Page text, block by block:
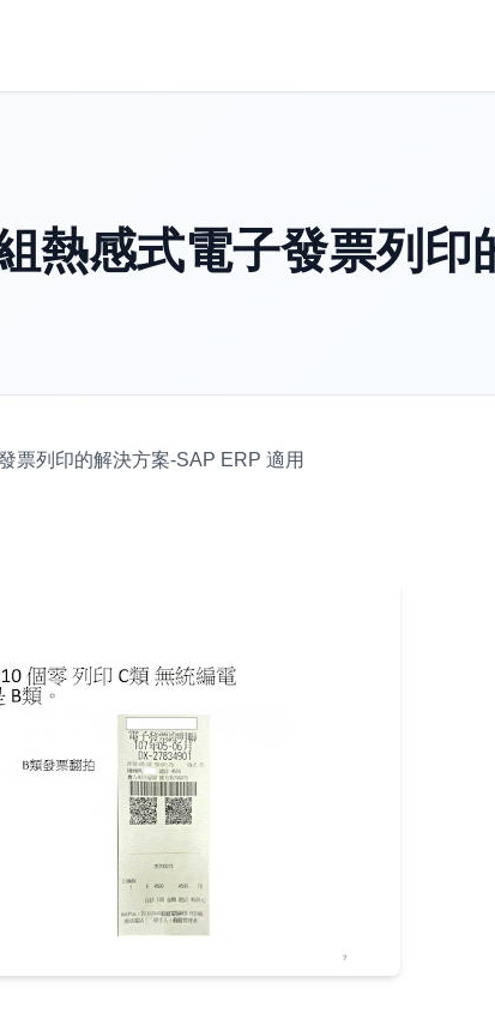
熱感式電子發票列印
票列印的解決方案-SAP ERP 適用